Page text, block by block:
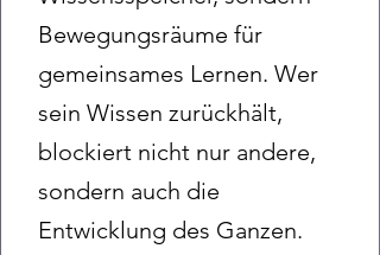
Bewegungsräume für
gemeinsames Lernen. Wer
sein Wissen zurückhält,
blockiert nicht nur andere,
sondern auch die
Entwicklung des Ganzen.